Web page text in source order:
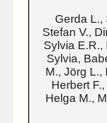
Gerda L.,
Stefan V.,
Sylvia E.R.,
Sylvia,
M., Jörg L.,
Herbert
Helga M.,